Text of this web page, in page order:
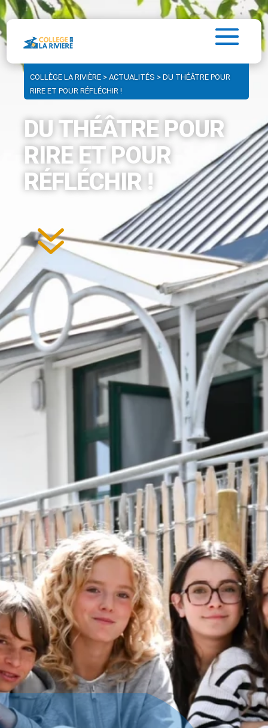
COLLÈGE LA RIVIÈRE > ACTUALITÉS > DU THÉÂTRE POUR
RIRE ET POUR RÉFLÉCHIR !
DU THÉÂTRE POUR
RIRE ET POUR
RÉFLÉCHIR !
7